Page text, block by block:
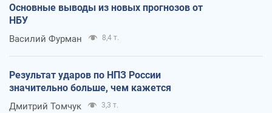
Основные выводы из новых прогнозов от
НБУ
Василий Фурман 8,4 т.
Результат ударов по НПЗ России
значительно больше, чем кажется
Дмитрий Томчук 3,3 т.